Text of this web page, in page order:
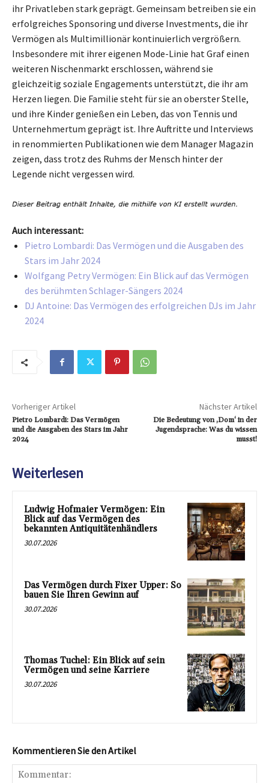
ihr Privatleben stark geprägt. Gemeinsam betreiben sie ein
erfolgreiches Sponsoring und diverse Investments, die ihr
Vermögen als Multimillionär kontinuierlich vergrößern.
Insbesondere mit ihrer eigenen Mode-Linie hat Graf einen
weiteren Nischenmarkt erschlossen, während sie
gleichzeitig soziale Engagements unterstützt, die ihr am
Herzen liegen. Die Familie steht für sie an oberster Stelle,
und ihre Kinder genießen ein Leben, das von Tennis und
Unternehmertum geprägt ist. Ihre Auftritte und Interviews
in renommierten Publikationen wie dem Manager Magazin
zeigen, dass trotz des Ruhms der Mensch hinter der
Legende nicht vergessen wird.
Auch interessant:
Pietro Lombardi: Das Vermögen und die Ausgaben des
Stars im Jahr 2024
Wolfgang Petry Vermögen: Ein Blick auf das Vermögen
des berühmten Schlager-Sängers 2024
DJ Antoine: Das Vermögen des erfolgreichen DJs im Jahr
2024
Vorheriger Artikel
Pietro Lombardi: Das Vermögen
und die Ausgaben des Stars im Jahr
2024
Nächster Artikel
Die Bedeutung von ‚Dom‘ in der
Jugendsprache: Was du wissen
musst!
Weiterlesen
Ludwig Hofmaier Vermögen: Ein
Blick auf das Vermögen des
bekannten Antiquitätenhändlers
30.07.2026
Das Vermögen durch Fixer Upper: So
bauen Sie Ihren Gewinn auf
30.07.2026
Thomas Tuchel: Ein Blick auf sein
Vermögen und seine Karriere
30.07.2026
Kommentieren Sie den Artikel